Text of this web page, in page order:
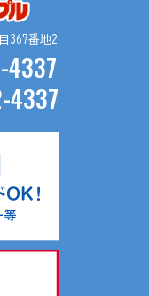
367番地2
4337
4337